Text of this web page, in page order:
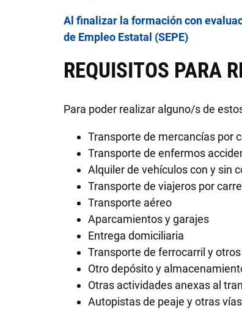
Al finalizar la formación con
de Empleo Estatal (SEPE)
REQUISITOS PARA
Para poder realizar alguno/s de
Transporte de
Transporte de enfermos
Alquiler de vehículos con y sin
Transporte de viajeros por
Transporte aéreo
Aparcamientos y garajes
Entrega domiciliaria
Transporte de ferrocarril y
Otro depósito y
Otras actividades anexas al
Autopistas de peaje y otras